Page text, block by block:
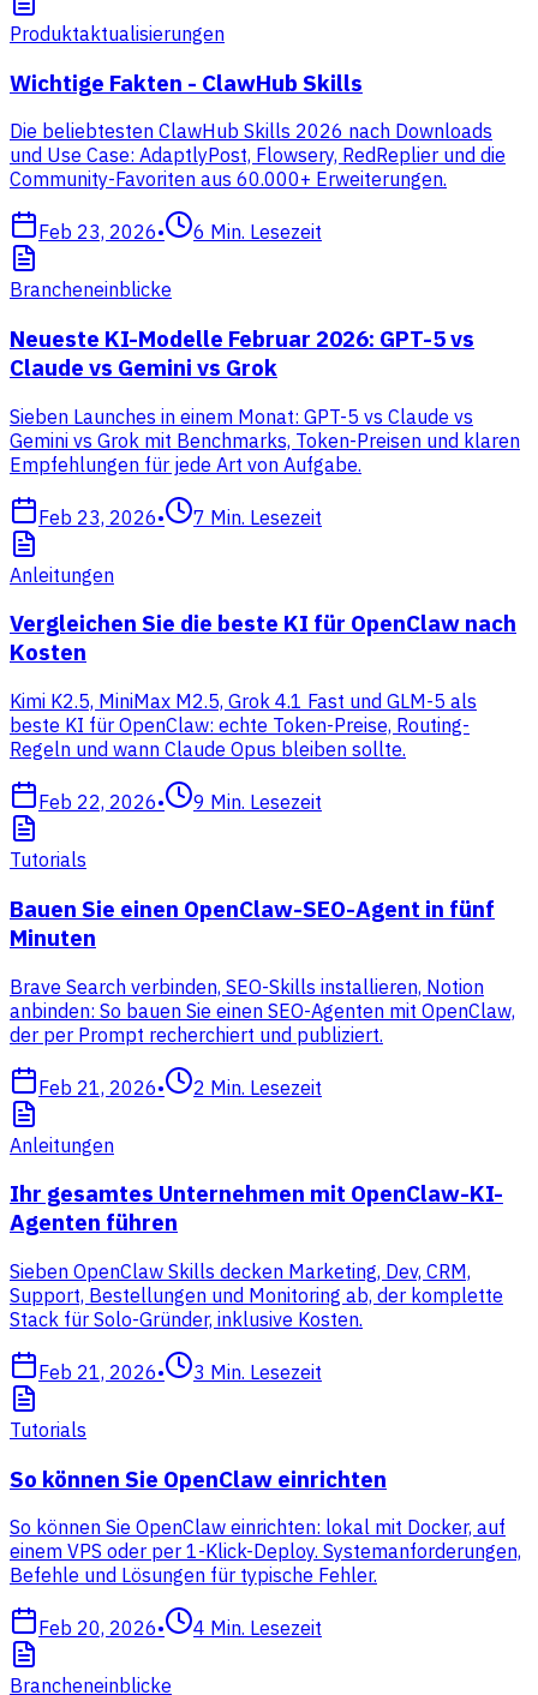
Produktaktualisierungen
Wichtige Fakten - ClawHub Skills
Die beliebtesten ClawHub Skills 2026 nach Downloads
und Use Case: AdaptlyPost, Flowsery, RedReplier und die
Community-Favoriten aus 60.000+ Erweiterungen.
Feb 23, 2026• 6 Min. Lesezeit
Brancheneinblicke
Neueste KI-Modelle Februar 2026: GPT-5 vs
Claude vs Gemini vs Grok
Sieben Launches in einem Monat: GPT-5 vs Claude vs
Gemini vs Grok mit Benchmarks, Token-Preisen und klaren
Empfehlungen für jede Art von Aufgabe.
Feb 23, 2026• 7 Min. Lesezeit
Anleitungen
Vergleichen Sie die beste KI für OpenClaw nach
Kosten
Kimi K2.5, MiniMax M2.5, Grok 4.1 Fast und GLM-5 als
beste KI für OpenClaw: echte Token-Preise, Routing-
Regeln und wann Claude Opus bleiben sollte.
Feb 22, 2026• 9 Min. Lesezeit
Tutorials
Bauen Sie einen OpenClaw-SEO-Agent in fünf
Minuten
Brave Search verbinden, SEO-Skills installieren, Notion
anbinden: So bauen Sie einen SEO-Agenten mit OpenClaw,
der per Prompt recherchiert und publiziert.
Feb 21, 2026• 2 Min. Lesezeit
Anleitungen
Ihr gesamtes Unternehmen mit OpenClaw-KI-
Agenten führen
Sieben OpenClaw Skills decken Marketing, Dev, CRM,
Support, Bestellungen und Monitoring ab, der komplette
Stack für Solo-Gründer, inklusive Kosten.
Feb 21, 2026• 3 Min. Lesezeit
Tutorials
So können Sie OpenClaw einrichten
So können Sie OpenClaw einrichten: lokal mit Docker, auf
einem VPS oder per 1-Klick-Deploy. Systemanforderungen,
Befehle und Lösungen für typische Fehler.
Feb 20, 2026• 4 Min. Lesezeit
Brancheneinblicke